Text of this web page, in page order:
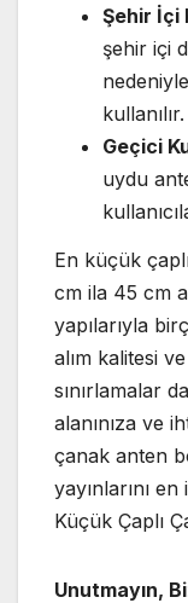
Şehir İçi
şehir içi
kullanılır.
Geçici
uydu
En küçük
cm ila 45 cm
yapılarıyla
alım kalitesi
sınırlamalar
alanınıza ve
çanak anten
yayınlarını
Küçük Çaplı
Unutmayın,